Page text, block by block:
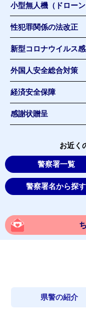
小型無人機（ドロー
性犯罪関係の法改正
新型コロナウイルス
外国人安全総合対策
経済安全保障
感謝状贈呈
お近く
警察署一覧
警察署名から探す
県警の紹介